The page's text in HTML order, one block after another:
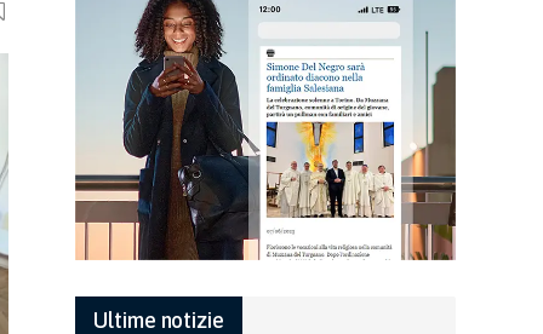
Ultime notizie